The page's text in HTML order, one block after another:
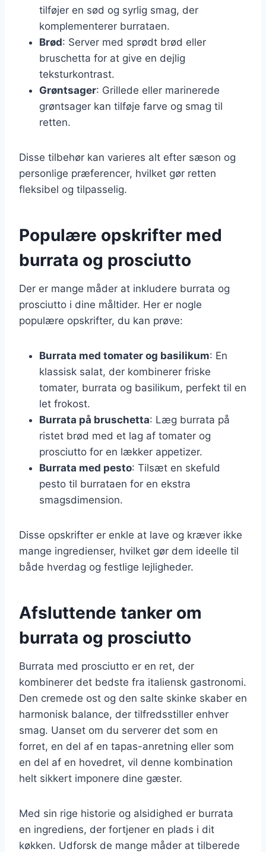
tilføjer en sød og syrlig smag, der
komplementerer burrataen.
Brød: Server med sprødt brød eller
bruschetta for at give en dejlig
teksturkontrast.
Grøntsager: Grillede eller marinerede
grøntsager kan tilføje farve og smag til
retten.
Disse tilbehør kan varieres alt efter sæson og
personlige præferencer, hvilket gør retten
fleksibel og tilpasselig.
Populære opskrifter med
burrata og prosciutto
Der er mange måder at inkludere burrata og
prosciutto i dine måltider. Her er nogle
populære opskrifter, du kan prøve:
Burrata med tomater og basilikum: En
klassisk salat, der kombinerer friske
tomater, burrata og basilikum, perfekt til en
let frokost.
Burrata på bruschetta: Læg burrata på
ristet brød med et lag af tomater og
prosciutto for en lækker appetizer.
Burrata med pesto: Tilsæt en skefuld
pesto til burrataen for en ekstra
smagsdimension.
Disse opskrifter er enkle at lave og kræver ikke
mange ingredienser, hvilket gør dem ideelle til
både hverdag og festlige lejligheder.
Afsluttende tanker om
burrata og prosciutto
Burrata med prosciutto er en ret, der
kombinerer det bedste fra italiensk gastronomi.
Den cremede ost og den salte skinke skaber en
harmonisk balance, der tilfredsstiller enhver
smag. Uanset om du serverer det som en
forret, en del af en tapas-anretning eller som
en del af en hovedret, vil denne kombination
helt sikkert imponere dine gæster.
Med sin rige historie og alsidighed er burrata
en ingrediens, der fortjener en plads i dit
køkken. Udforsk de mange måder at tilberede